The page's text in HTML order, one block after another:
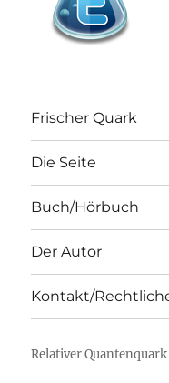
Frischer Quark
Die Seite
Buch/Hörbuch
Der Autor
Kontakt/
Relativer Quantenquark